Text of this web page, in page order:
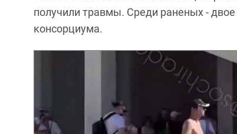
получили травмы. Среди раненых -
консорциума.